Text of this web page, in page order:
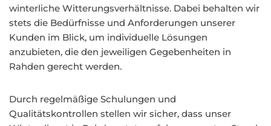
winterliche Witterungsverhältnisse. Dabei behalten wir
stets die Bedürfnisse und Anforderungen unserer
Kunden im Blick, um individuelle Lösungen
anzubieten, die den jeweiligen Gegebenheiten in
Rahden gerecht werden.
Durch regelmäßige Schulungen und
Qualitätskontrollen stellen wir sicher, dass unser